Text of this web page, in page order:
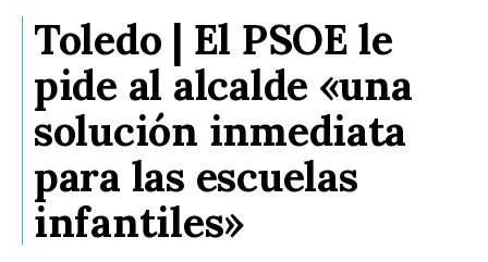
Toledo | El PSOE le
pide al alcalde «una
solución inmediata
para las escuelas
infantiles»